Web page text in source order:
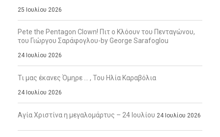
25 Ιουλίου 2026
Pete the Pentagon Clown! Πιτ ο Κλόουν του Πενταγώνου,
του Γιώργου Σαράφογλου-by George Sarafoglou
24 Ιουλίου 2026
Τι μας έκανες Όμηρε … , Του Ηλία Καραβόλια
24 Ιουλίου 2026
Αγία Χριστίνα η μεγαλομάρτυς – 24 Ιουλίου 24 Ιουλίου 2026